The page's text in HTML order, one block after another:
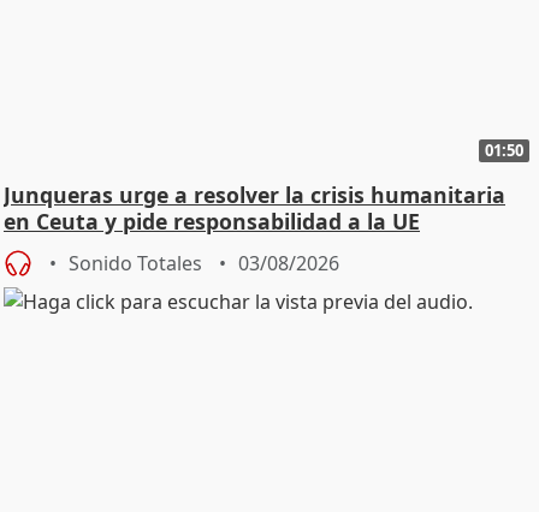
01:50
Junqueras urge a resolver la crisis humanitaria
en Ceuta y pide responsabilidad a la UE
Sonido Totales 03/08/2026